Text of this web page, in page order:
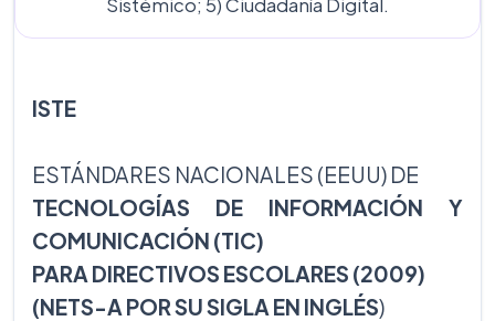
Sistémico; 5) Ciudadanía Digital.
ISTE
ESTÁNDARES NACIONALES (EEUU) DE
TECNOLOGÍAS DE INFORMACIÓN Y
COMUNICACIÓN (TIC)
PARA DIRECTIVOS ESCOLARES (2009)
(NETS-A POR SU SIGLA EN INGLÉS)